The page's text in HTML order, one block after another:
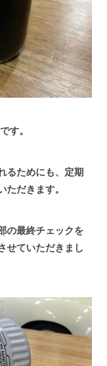
す。
るためにも、定期
だきます。
の最終チェックを
せていただきまし